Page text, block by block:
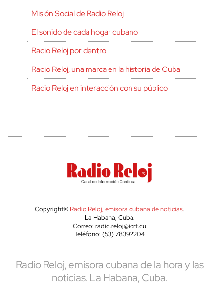
Misión Social de Radio Reloj
El sonido de cada hogar cubano
Radio Reloj por dentro
Radio Reloj, una marca en la historia de Cuba
Radio Reloj en interacción con su público
Copyright© Radio Reloj, emisora cubana de noticias.
La Habana, Cuba.
Correo: radio.reloj@icrt.cu
Teléfono: (53) 78392204
Radio Reloj, emisora cubana de la hora y las
noticias. La Habana, Cuba.